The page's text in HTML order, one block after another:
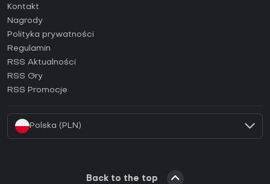
Jak aktywować klucz Steam (CD Key)?
Jak aktywować klucz Epic Games (CD Key)?
Jak aktywować klucz GOG (CD Key)?
Jak aktywować klucz Ubisoft Connect (CD Key)?
Jak aktywować klucz EA App (CD Key)?
Kontakt
Nagrody
Polityka prywatności
Regulamin
RSS Aktualności
RSS Gry
RSS Promocje
Polska (PLN)
Back to the top